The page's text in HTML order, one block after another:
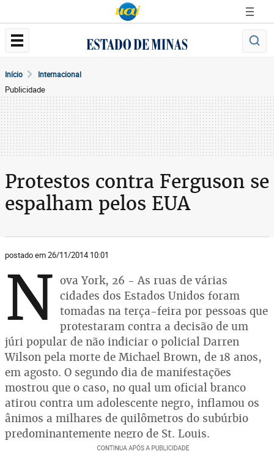
Início Internacional
Publicidade
Protestos contra Ferguson se
espalham pelos EUA
postado em 26/11/2014 10:01
N ova York, 26 - As ruas de várias
cidades dos Estados Unidos foram
tomadas na terça-feira por pessoas que
protestaram contra a decisão de um
júri popular de não indiciar o policial Darren
Wilson pela morte de Michael Brown, de 18 anos,
em agosto. O segundo dia de manifestações
mostrou que o caso, no qual um oficial branco
atirou contra um adolescente negro, inflamou os
ânimos a milhares de quilômetros do subúrbio
predominantemente negro de St. Louis.